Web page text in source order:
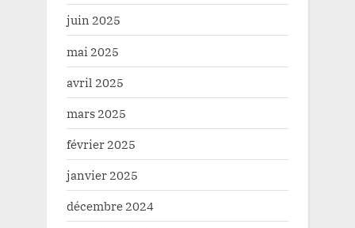
juin 2025
mai 2025
avril 2025
mars 2025
février 2025
janvier 2025
décembre 2024